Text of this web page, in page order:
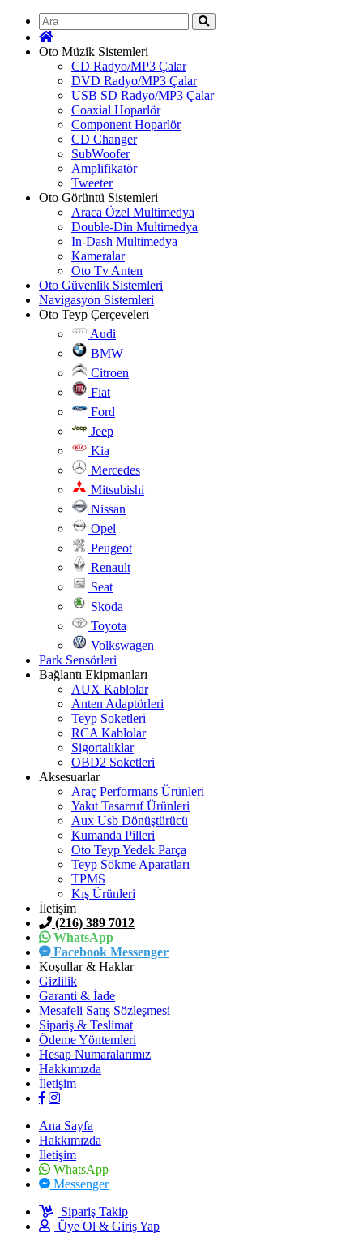
Ara
Oto Müzik Sistemleri
CD Radyo/MP3 Çalar
DVD Radyo/MP3 Çalar
USB SD Radyo/MP3 Çalar
Coaxial Hoparlör
Component Hoparlör
CD Changer
SubWoofer
Amplifikatör
Tweeter
Oto Görüntü Sistemleri
Araca Özel Multimedya
Double-Din Multimedya
In-Dash Multimedya
Kameralar
Oto Tv Anten
Oto Güvenlik Sistemleri
Navigasyon Sistemleri
Oto Teyp Çerçeveleri
Audi
BMW
Citroen
Fiat
Ford
Jeep
Kia
Mercedes
Mitsubishi
Nissan
Opel
Peugeot
Renault
Seat
Skoda
Toyota
Volkswagen
Park Sensörleri
Bağlantı Ekipmanları
AUX Kablolar
Anten Adaptörleri
Teyp Soketleri
RCA Kablolar
Sigortalıklar
OBD2 Soketleri
Aksesuarlar
Araç Performans Ürünleri
Yakıt Tasarruf Ürünleri
Aux Usb Dönüştürücü
Kumanda Pilleri
Oto Teyp Yedek Parça
Teyp Sökme Aparatları
TPMS
Kış Ürünleri
İletişim
(216) 389 7012
WhatsApp
Facebook Messenger
Koşullar & Haklar
Gizlilik
Garanti & İade
Mesafeli Satış Sözleşmesi
Sipariş & Teslimat
Ödeme Yöntemleri
Hesap Numaralarımız
Hakkımızda
İletişim
Ana Sayfa
Hakkımızda
İletişim
WhatsApp
Messenger
Sipariş Takip
Üye Ol & Giriş Yap